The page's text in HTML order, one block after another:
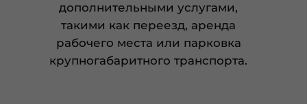
дополнительными услугами,
такими как переезд, аренда
рабочего места или парковка
крупногабаритного транспорта.